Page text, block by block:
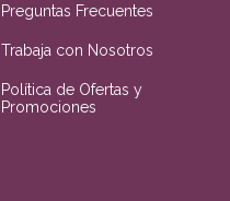
Preguntas Frecuentes
Trabaja con Nosotros
Política de Ofertas y
Promociones